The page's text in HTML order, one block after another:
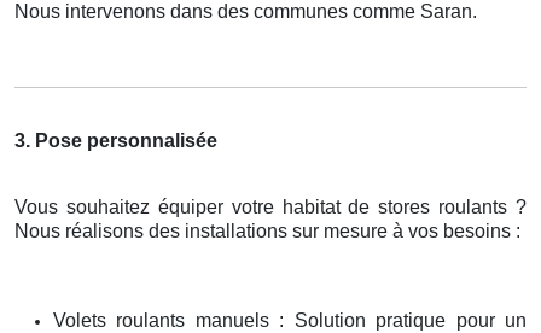
Nous intervenons dans des communes comme Saran.
3. Pose personnalisée
Vous souhaitez équiper votre habitat de stores roulants ?
Nous réalisons des installations sur mesure à vos besoins :
Volets roulants manuels : Solution pratique pour un